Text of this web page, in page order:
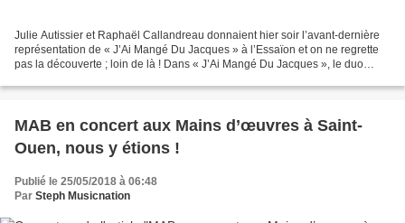
Julie Autissier et Raphaël Callandreau donnaient hier soir l’avant-dernière
représentation de « J’Ai Mangé Du Jacques » à l’Essaïon et on ne regrette
pas la découverte ; loin de là ! Dans « J’Ai Mangé Du Jacques », le duo
MAB en concert aux Mains d’œuvres à Saint-
Ouen, nous y étions !
Publié le 25/05/2018 à 06:48
Par Steph Musicnation